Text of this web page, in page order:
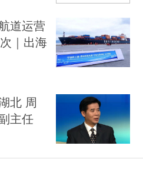
道运营
｜出海
北 周
主任